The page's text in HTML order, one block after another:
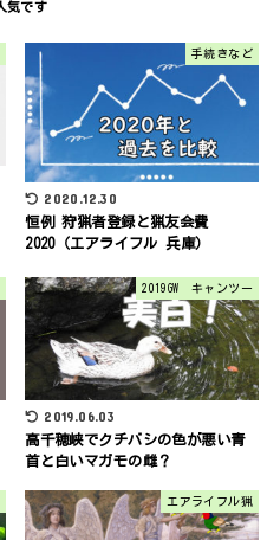
手続きなど
2020.12.30
恒例 狩猟者登録と猟友会費
2020（エアライフル 兵庫）
2019GW キャンツー
2019.06.03
高千穂峡でクチバシの色が悪い青
首と白いマガモの雌？
エアライフル猟